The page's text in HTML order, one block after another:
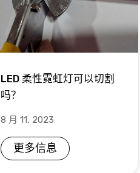
LED 柔性霓虹灯可以切割
吗？
8 月 11, 2023
更多信息